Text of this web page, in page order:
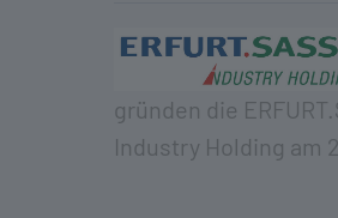
gründen die
Industry Holding am